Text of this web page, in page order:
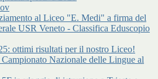
al Liceo "E. Medi" a firma del
USR Veneto - Classifica Eduscopio
ottimi risultati per il nostro Liceo!
Nazionale delle Lingue al